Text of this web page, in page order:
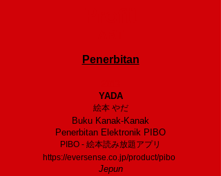
Penerbitan
YADA
絵本 やだ
Buku Kanak-Kanak
Penerbitan Elektronik PIBO
PIBO - 絵本読み放題アプリ
https://eversense.co.jp/product/pibo
Jepun